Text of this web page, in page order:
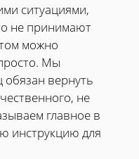
ситуациями,
не принимают
можно
Мы
обязан вернуть
не
главное в
инструкцию для